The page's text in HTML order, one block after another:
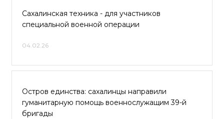
Сахалинская техника - для участников
специальной военной операции
04.02.26
Остров единства: сахалинцы направили
гуманитарную помощь военнослужащим 39-й
бригады